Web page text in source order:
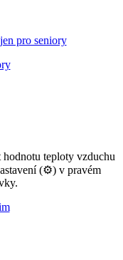
pro seniory
teploty vzduchu
(⚙) v pravém